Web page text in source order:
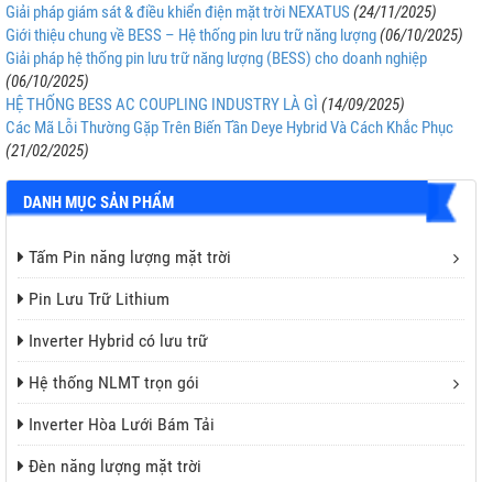
Giải pháp giám sát & điều khiển điện mặt trời NEXATUS (24/11/2025)
Giới thiệu chung về BESS – Hệ thống pin lưu trữ năng lượng(06/10/2025)
Giải pháp hệ thống pin lưu trữ năng lượng (BESS) cho doanh nghiệp
(06/10/2025)
HỆ THỐNG BESS AC COUPLING INDUSTRY LÀ GÌ (14/09/2025)
Các Mã Lỗi Thường Gặp Trên Biến Tần Deye Hybrid Và Cách Khắc Phục
(21/02/2025)
DANH MỤC SẢN PHẨM
Tấm Pin năng lượng mặt trời
Pin Lưu Trữ Lithium
Inverter Hybrid có lưu trữ
Hệ thống NLMT trọn gói
Inverter Hòa Lưới Bám Tải
Đèn năng lượng mặt trời